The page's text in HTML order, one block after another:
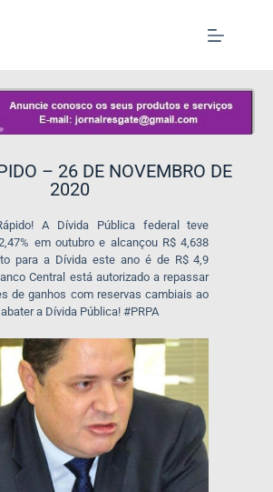
– 26 DE NOVEMBRO DE
2020
A Dívida Pública federal teve
em outubro e alcançou R$ 4,638
para a Dívida este ano é de R$ 4,9
Central está autorizado a repassar
de ganhos com reservas cambiais ao
a Dívida Pública! #PRPA